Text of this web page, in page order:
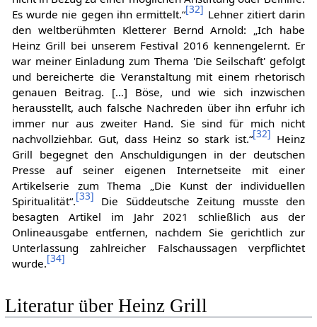
Es wurde nie gegen ihn ermittelt.“[32] Lehner zitiert darin
den weltberühmten Kletterer Bernd Arnold: „Ich habe
Heinz Grill bei unserem Festival 2016 kennengelernt. Er
war meiner Einladung zum Thema 'Die Seilschaft' gefolgt
und bereicherte die Veranstaltung mit einem rhetorisch
genauen Beitrag. […] Böse, und wie sich inzwischen
herausstellt, auch falsche Nachreden über ihn erfuhr ich
immer nur aus zweiter Hand. Sie sind für mich nicht
nachvollziehbar. Gut, dass Heinz so stark ist.“[32] Heinz
Grill begegnet den Anschuldigungen in der deutschen
Presse auf seiner eigenen Internetseite mit einer
Artikelserie zum Thema „Die Kunst der individuellen
Spiritualität“.[33] Die Süddeutsche Zeitung musste den
besagten Artikel im Jahr 2021 schließlich aus der
Onlineausgabe entfernen, nachdem Sie gerichtlich zur
Unterlassung zahlreicher Falschaussagen verpflichtet
wurde.[34]
Literatur über Heinz Grill